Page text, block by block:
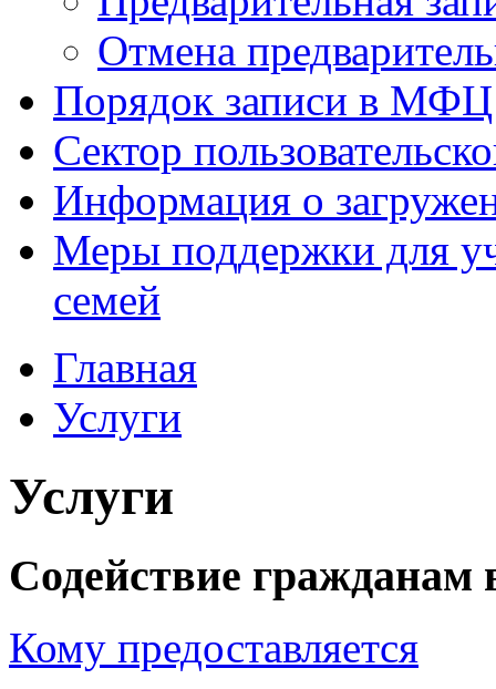
Отмена
Порядок записи в МФЦ
Сектор
Информация о
Меры поддержки для
семей
Главная
Услуги
Услуги
Содействие гражданам
Кому предоставляется